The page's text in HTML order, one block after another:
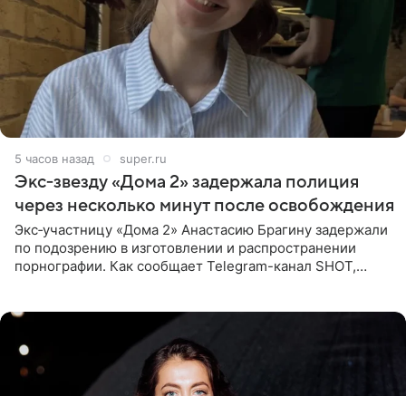
5 часов назад super.ru
Экс‑звезду «Дома 2» задержала полиция
через несколько минут после освобождения
Экс‑участницу «Дома 2» Анастасию Брагину задержали
по подозрению в изготовлении и распространении
порнографии. Как сообщает Telegram-канал SHOT,